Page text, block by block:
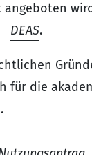
angeboten
DEAS.
für die
.